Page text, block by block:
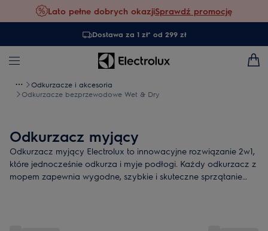
Lato pełne dobrych okazjiSprawdź promocję
Dostawa za 1 zł* od 299 zł
Odkurzacze i akcesoria
Odkurzacze bezprzewodowe Wet & Dry
Odkurzacz myjący
Odkurzacz myjący Electrolux to innowacyjne rozwiązanie 2w1,
które jednocześnie odkurza i myje podłogi. Każdy odkurzacz z
mopem zapewnia wygodne, szybkie i skuteczne sprzątanie